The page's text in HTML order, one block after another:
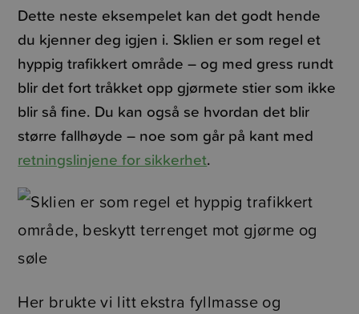
Dette neste eksempelet kan det godt hende
du kjenner deg igjen i. Sklien er som regel et
hyppig trafikkert område – og med gress rundt
blir det fort tråkket opp gjørmete stier som ikke
blir så fine. Du kan også se hvordan det blir
større fallhøyde – noe som går på kant med
retningslinjene for sikkerhet.
Her brukte vi litt ekstra fyllmasse og